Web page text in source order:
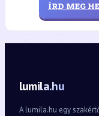
ÍRD MEG
lumila.hu
A lumila.hu egy